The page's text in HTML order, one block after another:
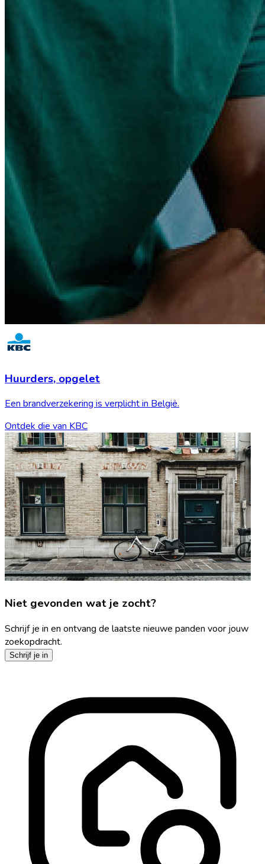
Huurders, opgelet
Een brandverzekering is verplicht in België.
Ontdek die van KBC
Niet gevonden wat je zocht?
Schrijf je in en ontvang de laatste nieuwe panden voor jouw
zoekopdracht.
Schrijf je in